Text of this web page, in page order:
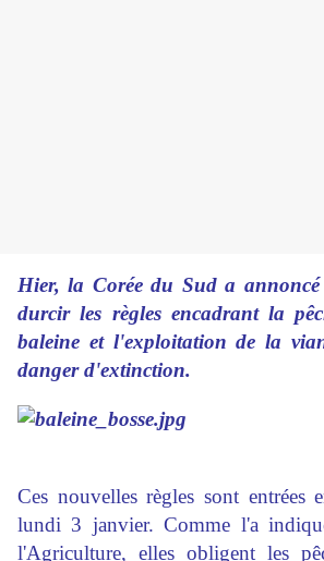
Hier, la Corée du Sud a
durcir les règles encadrant la
baleine et l'exploitation de la
danger d'extinction.
Ces nouvelles règles sont entrées
lundi 3 janvier. Comme l'a
l'Agriculture, elles obligent les